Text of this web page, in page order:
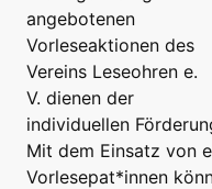
angebotenen
Vorleseaktionen des
Vereins Leseohren e.
V. dienen der
individuellen
Mit dem Einsatz von
Vorlesepat*innen